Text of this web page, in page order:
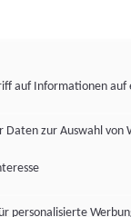
auf Informationen auf
zur Auswahl von
personalisierte